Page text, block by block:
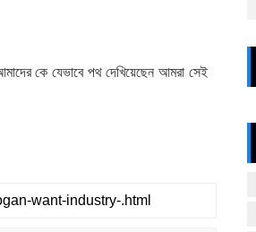
কে যেভাবে পথ দেখিয়েছেন আমরা সেই